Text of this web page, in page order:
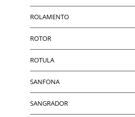
ROLAMENTO
ROTOR
ROTULA
SANFONA
SANGRADOR